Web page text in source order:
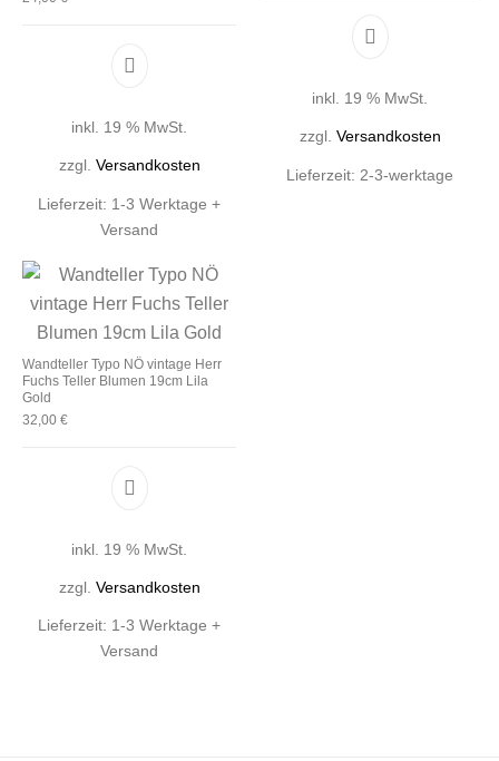
inkl. 19 % MwSt.
zzgl. Versandkosten
Lieferzeit: 1-3 Werktage +
Versand
inkl. 19 % MwSt.
zzgl. Versandkosten
Lieferzeit: 2-3-werktage
Wandteller Typo NÖ vintage Herr
Fuchs Teller Blumen 19cm Lila
Gold
32,00 €
inkl. 19 % MwSt.
zzgl. Versandkosten
Lieferzeit: 1-3 Werktage +
Versand